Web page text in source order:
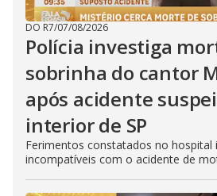
DO R7/07/08/2026
Polícia investiga
sobrinha do cantor
após acidente
interior de SP
Ferimentos constatados no hospital
incompatíveis com o acidente de